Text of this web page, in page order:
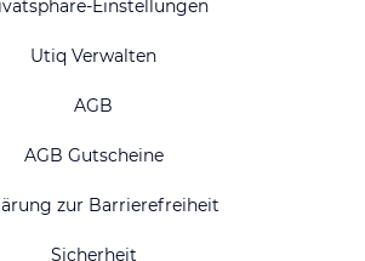
Einstellungen
Utiq Verwalten
AGB
AGB Gutscheine
zur Barrierefreiheit
Sicherheit